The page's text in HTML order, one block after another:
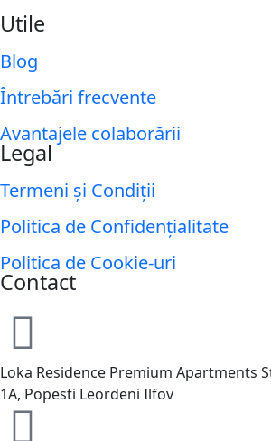
Utile
Blog
Întrebări frecvente
Avantajele colaborării
Legal
Termeni și Condiții
Politica de Confidențialitate
Politica de Cookie-uri
Contact
Loka Residence Premium Apartments
1A, Popesti Leordeni Ilfov